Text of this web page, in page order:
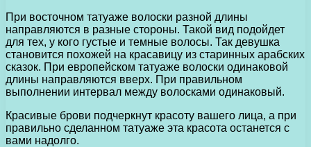
При восточном татуаже волоски разной длины
направляются в разные стороны. Такой вид подойдет
для тех, у кого густые и темные волосы. Так девушка
становится похожей на красавицу из старинных арабских
сказок. При европейском татуаже волоски одинаковой
длины направляются вверх. При правильном
выполнении интервал между волосками одинаковый.
Красивые брови подчеркнут красоту вашего лица, а при
правильно сделанном татуаже эта красота останется с
вами надолго.